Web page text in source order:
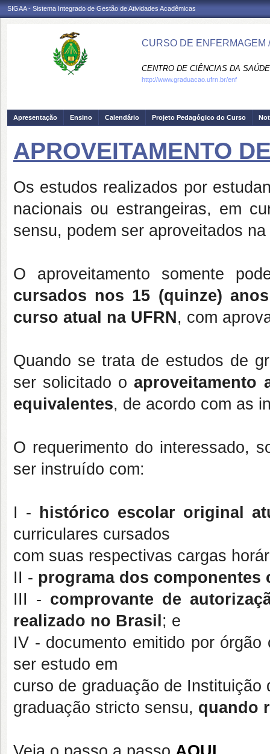
SIGAA - Sistema Integrado de Gestão de Atividades Acadêmicas
CURSO DE ENFERMAGEM
CENTRO DE CIÊNCIAS DA
http://www.graduacao.ufrn.br/enf
Apresentação Ensino Calendário Projeto Pedagógico do Curso
APROVEITAMENTO
Os estudos realizados por
nacionais ou estrangeiras, em
sensu, podem ser aproveitados
O aproveitamento somente
cursados nos 15 (quinze)
curso atual na UFRN, com
Quando se trata de estudos de
ser solicitado oaproveitamento
equivalentes, de acordo com as
O requerimento do interessado,
ser instruído com:
I -
histórico escolar original
curriculares cursados
com suas respectivas cargas
II - programa dos
III - comprovante de
realizado no Brasil ; e
IV - documento emitido por
ser estudo em
curso de graduação de
graduação stricto sensu, quando